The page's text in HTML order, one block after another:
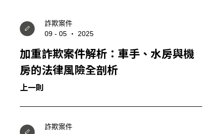
詐欺案件
09 - 05 ‧ 2025
加重詐欺案件解析：車手、水房與機
房的法律風險全剖析
上一則
詐欺案件